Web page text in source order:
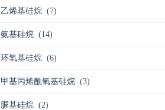
乙烯基硅烷 (7)
氨基硅烷 (14)
环氧基硅烷 (6)
甲基丙烯酰氧基硅烷 (3)
脲基硅烷 (2)